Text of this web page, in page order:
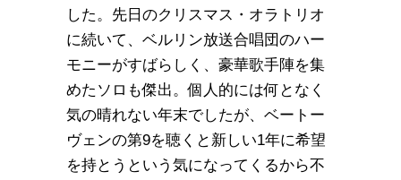
した。先日のクリスマス・オラトリオ
に続いて、ベルリン放送合唱団のハー
モニーがすばらしく、豪華歌手陣を集
めたソロも傑出。個人的には何となく
気の晴れない年末でしたが、ベートー
ヴェンの第9を聴くと新しい1年に希望
を持とうという気になってくるから不